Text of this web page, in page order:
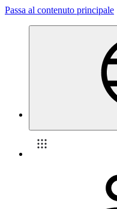
Passa al contenuto principale